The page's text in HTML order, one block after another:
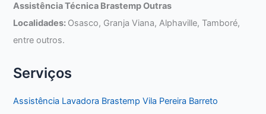
Assistência Técnica Brastemp Outras
Localidades: Osasco, Granja Viana, Alphaville, Tamboré,
entre outros.
Serviços
Assistência Lavadora Brastemp Vila Pereira Barreto